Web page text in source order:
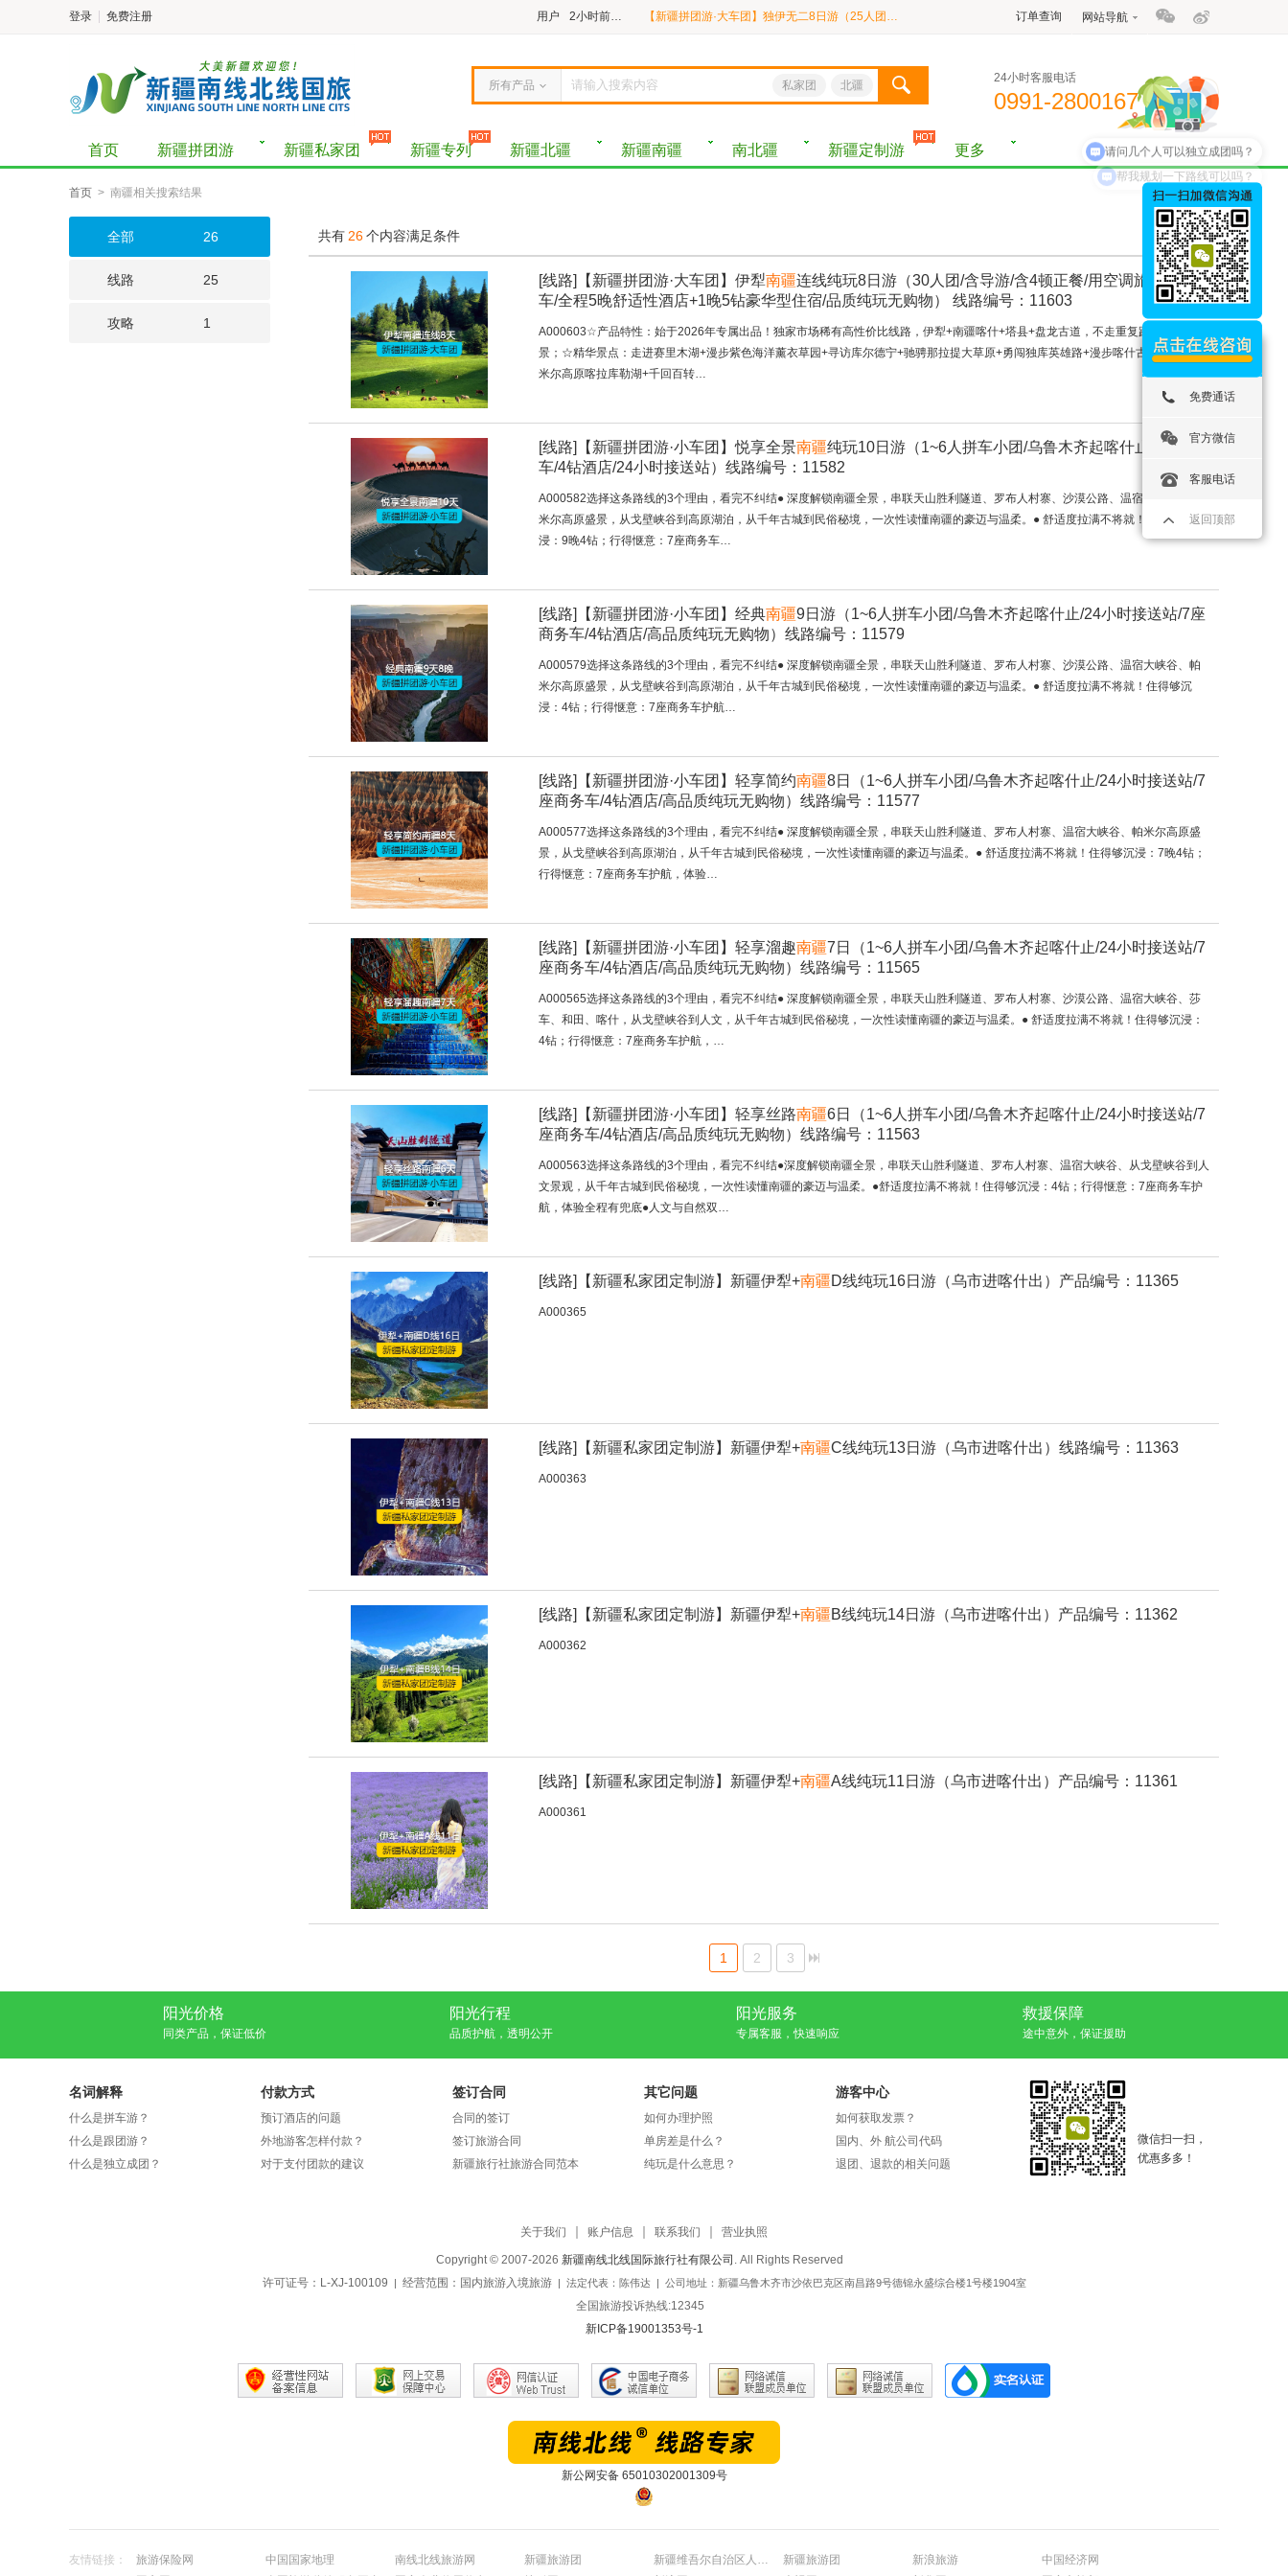
登录 免费注册 订单查询 网站导航
用户 2小时前预定 【新疆拼团游·大车团】独伊无二8日游（25人团/含导游/含6顿正餐/用2+1旅游大巴车/全程5晚3钻酒店+2晚4钻酒店）线路编号：11600
用户微信用户 3小时前预定
2小时前预定
所有产品 私家团 北疆
24小时客服电话
0991-2800167
首页 新疆拼团游 新疆私家团 新疆专列 新疆北疆 新疆南疆 南北疆 新疆定制游 更多
首页 > 南疆相关搜索结果
全部 26
线路 25
攻略 1
共有 26个内容满足条件
[线路] 【新疆拼团游·大车团】伊犁南疆连线纯玩8日游（30人团/含导游/含4顿正餐/用空调旅游大巴
车/全程5晚舒适性酒店+1晚5钻豪华型住宿/品质纯玩无购物） 线路编号：11603
A000603☆产品特性：始于2026年专属出品！独家市场稀有高性价比线路，伊犁+南疆喀什+塔县+盘龙古道，不走重复路，一处一
景；☆精华景点：走进赛里木湖+漫步紫色海洋薰衣草园+寻访库尔德宁+驰骋那拉提大草原+勇闯独库英雄路+漫步喀什古城+初识帕
米尔高原喀拉库勒湖+千回百转…
[线路] 【新疆拼团游·小车团】悦享全景南疆纯玩10日游（1~6人拼车小团/乌鲁木齐起喀什止/7座商务
车/4钻酒店/24小时接送站）线路编号：11582
A000582选择这条路线的3个理由，看完不纠结● 深度解锁南疆全景，串联天山胜利隧道、罗布人村寨、沙漠公路、温宿大峡谷、帕
米尔高原盛景，从戈壁峡谷到高原湖泊，从千年古城到民俗秘境，一次性读懂南疆的豪迈与温柔。● 舒适度拉满不将就！住得够沉
浸：9晚4钻；行得惬意：7座商务车…
[线路] 【新疆拼团游·小车团】经典南疆9日游（1~6人拼车小团/乌鲁木齐起喀什止/24小时接送站/7座
商务车/4钻酒店/高品质纯玩无购物）线路编号：11579
A000579选择这条路线的3个理由，看完不纠结● 深度解锁南疆全景，串联天山胜利隧道、罗布人村寨、沙漠公路、温宿大峡谷、帕
米尔高原盛景，从戈壁峡谷到高原湖泊，从千年古城到民俗秘境，一次性读懂南疆的豪迈与温柔。● 舒适度拉满不将就！住得够沉
浸：4钻；行得惬意：7座商务车护航…
[线路] 【新疆拼团游·小车团】轻享简约南疆8日（1~6人拼车小团/乌鲁木齐起喀什止/24小时接送站/7
座商务车/4钻酒店/高品质纯玩无购物）线路编号：11577
A000577选择这条路线的3个理由，看完不纠结● 深度解锁南疆全景，串联天山胜利隧道、罗布人村寨、温宿大峡谷、帕米尔高原盛
景，从戈壁峡谷到高原湖泊，从千年古城到民俗秘境，一次性读懂南疆的豪迈与温柔。● 舒适度拉满不将就！住得够沉浸：7晚4钻；
行得惬意：7座商务车护航，体验…
[线路] 【新疆拼团游·小车团】轻享溜趣南疆7日（1~6人拼车小团/乌鲁木齐起喀什止/24小时接送站/7
座商务车/4钻酒店/高品质纯玩无购物）线路编号：11565
A000565选择这条路线的3个理由，看完不纠结● 深度解锁南疆全景，串联天山胜利隧道、罗布人村寨、沙漠公路、温宿大峡谷、莎
车、和田、喀什，从戈壁峡谷到人文，从千年古城到民俗秘境，一次性读懂南疆的豪迈与温柔。● 舒适度拉满不将就！住得够沉浸：
4钻；行得惬意：7座商务车护航，…
[线路] 【新疆拼团游·小车团】轻享丝路南疆6日（1~6人拼车小团/乌鲁木齐起喀什止/24小时接送站/7
座商务车/4钻酒店/高品质纯玩无购物）线路编号：11563
A000563选择这条路线的3个理由，看完不纠结●深度解锁南疆全景，串联天山胜利隧道、罗布人村寨、温宿大峡谷、从戈壁峡谷到人
文景观，从千年古城到民俗秘境，一次性读懂南疆的豪迈与温柔。●舒适度拉满不将就！住得够沉浸：4钻；行得惬意：7座商务车护
航，体验全程有兜底●人文与自然双…
[线路] 【新疆私家团定制游】新疆伊犁+南疆D线纯玩16日游（乌市进喀什出）产品编号：11365
A000365
[线路] 【新疆私家团定制游】新疆伊犁+南疆C线纯玩13日游（乌市进喀什出）线路编号：11363
A000363
[线路] 【新疆私家团定制游】新疆伊犁+南疆B线纯玩14日游（乌市进喀什出）产品编号：11362
A000362
[线路] 【新疆私家团定制游】新疆伊犁+南疆A线纯玩11日游（乌市进喀什出）产品编号：11361
A000361
1 2 3
阳光价格
同类产品，保证低价
阳光行程
品质护航，透明公开
阳光服务
专属客服，快速响应
救援保障
途中意外，保证援助
名词解释
什么是拼车游？
什么是跟团游？
什么是独立成团？
付款方式
预订酒店的问题
外地游客怎样付款？
对于支付团款的建议
签订合同
合同的签订
签订旅游合同
新疆旅行社旅游合同范本
其它问题
如何办理护照
单房差是什么？
纯玩是什么意思？
游客中心
如何获取发票？
国内、外 航公司代码
退团、退款的相关问题
微信扫一扫，
优惠多多！
关于我们 账户信息 联系我们 营业执照
Copyright © 2007-2026 新疆南线北线国际旅行社有限公司 . All Rights Reserved
许可证号：L-XJ-100109
| 经营范围：国内旅游入境旅游 | 法定代表：陈伟达 | 公司地址：新疆乌鲁木齐市沙依巴克区南昌路9号德锦永盛综合楼1号楼1904室
全国旅游投诉热线:12345
新ICP备19001353号-1
新公网安备 65010302001309号
友情链接： 旅游保险网 中国国家地理 南线北线旅游网 新疆旅游团 新疆维吾尔自治区人民政府官网 新疆旅游团 新浪旅游
中国经济网
在线咨询
免费通话
官方微信
客服电话
返回顶部
请问几个人可以独立成团吗？
帮我规划一下路线可以吗？